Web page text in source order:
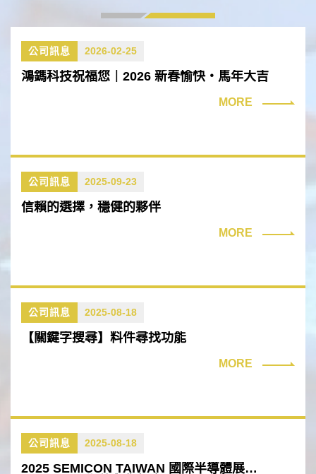
公司訊息 2026-02-25
鴻鎷科技祝福您｜2026 新春愉快・馬年大吉
MORE
公司訊息 2025-09-23
信賴的選擇，穩健的夥伴
MORE
公司訊息 2025-08-18
【關鍵字搜尋】料件尋找功能
MORE
公司訊息 2025-08-18
2025 SEMICON TAIWAN 國際半導體展